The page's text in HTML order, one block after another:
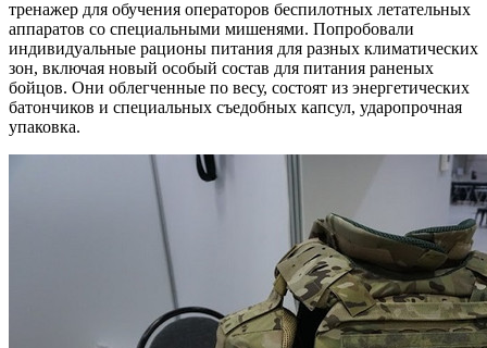
тренажер для обучения операторов беспилотных летательных
аппаратов со специальными мишенями. Попробовали
индивидуальные рационы питания для разных климатических
зон, включая новый особый состав для питания раненых
бойцов. Они облегченные по весу, состоят из энергетических
батончиков и специальных съедобных капсул, ударопрочная
упаковка.